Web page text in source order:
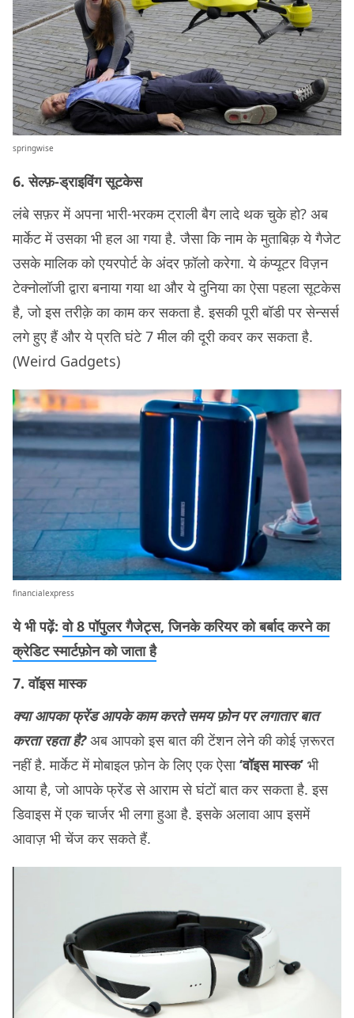
springwise
6. सेल्फ़-ड्राइविंग सूटकेस
लंबे सफ़र में अपना भारी-भरकम ट्राली बैग लादे थक चुके हो? अब
मार्केट में उसका भी हल आ गया है. जैसा कि नाम के मुताबिक़ ये गैजेट
उसके मालिक को एयरपोर्ट के अंदर फ़ॉलो करेगा. ये कंप्यूटर विज़न
टेक्नोलॉजी द्वारा बनाया गया था और ये दुनिया का ऐसा पहला सूटकेस
है, जो इस तरीक़े का काम कर सकता है. इसकी पूरी बॉडी पर सेन्सर्स
लगे हुए हैं और ये प्रति घंटे 7 मील की दूरी कवर कर सकता है.
(Weird Gadgets)
financialexpress
ये भी पढ़ें:वो 8 पॉपुलर गैजेट्स, जिनके करियर को बर्बाद करने का
क्रेडिट स्मार्टफ़ोन को जाता है
7. वॉइस मास्क
क्या आपका फ्रेंड आपके काम करते समय फ़ोन पर लगातार बात
करता रहता है?अब आपको इस बात की टेंशन लेने की कोई ज़रूरत
नहीं है. मार्केट में मोबाइल फ़ोन के लिए एक ऐसा‘वॉइस मास्क’ भी
आया है, जो आपके फ्रेंड से आराम से घंटों बात कर सकता है. इस
डिवाइस में एक चार्जर भी लगा हुआ है. इसके अलावा आप इसमें
आवाज़ भी चेंज कर सकते हैं.